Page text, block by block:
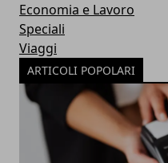
Economia e Lavoro
Speciali
Viaggi
ARTICOLI POPOLARI